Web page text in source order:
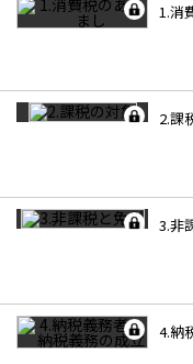
1.消
2.課
3.非
4.納